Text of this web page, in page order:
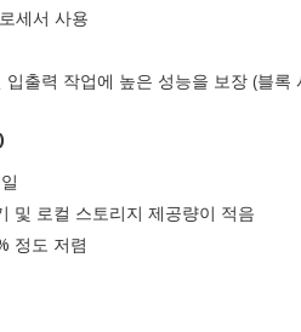
세서 사용
입출력 작업에 높은 성능을 보장 (블
및 로컬 스토리지 제공량이 적음
정도 저렴